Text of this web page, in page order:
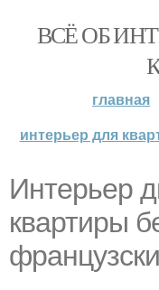
ВСЁ ОБ
главная
интерьер для
Интерьер
квартиры